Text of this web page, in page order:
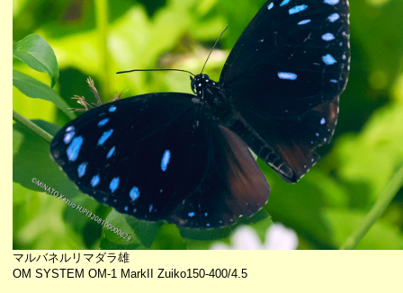
マルバネルリマダラ雄
OM SYSTEM OM-1 MarkII Zuiko150-400/4.5